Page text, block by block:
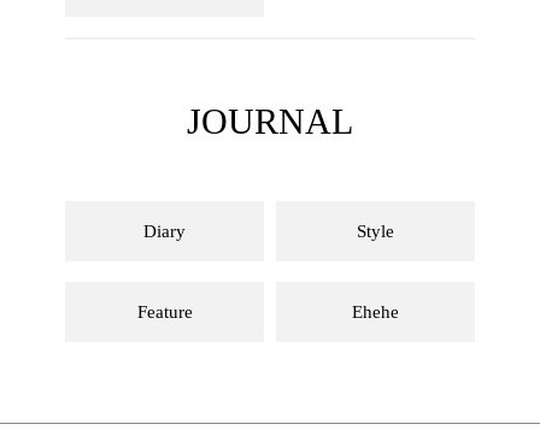
JOURNAL
Diary Style
Feature Ehehe